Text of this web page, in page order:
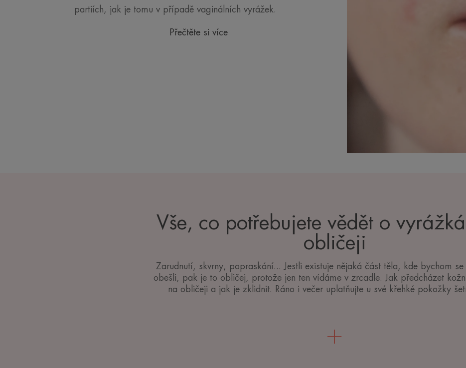
partiích, jak je tomu v případě vaginálních vyrážek.
Přečtěte si více
Vše, co potřebujete vědět o
obličeji
Zarudnutí, skvrny, popraskání... Jestli existuje nějaká část těla, kde bychom
obešli, pak je to obličej, protože jen ten vídáme v zrcadle. Jak předcházet
na obličeji a jak je zklidnit. Ráno i večer uplatňujte u své křehké pokožky